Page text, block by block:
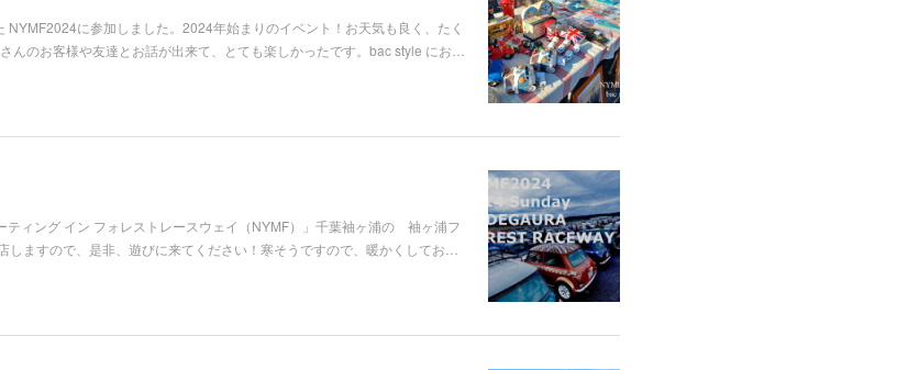
に参加しました。2024年始まりのイベント！お天気も良く、たく
んのお客様や友達とお話が出来て、とても楽しかったです。bac style にお…
ティング イン フォレストレースウェイ（NYMF）」千葉袖ヶ浦の 袖ヶ浦フ
ますので、是非、遊びに来てください！寒そうですので、暖かくしてお…